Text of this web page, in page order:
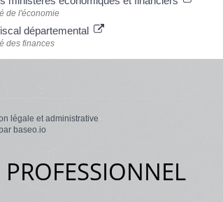
de l'économie
départemental
des finances
légale et administrative
baseo.io